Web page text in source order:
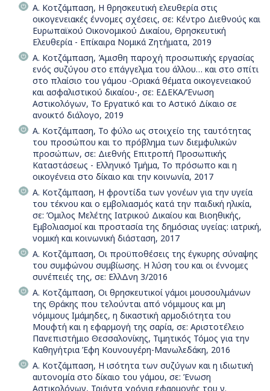
Α. Κοτζάμπαση, H θρησκευτική ελευθερία στις
οικογενειακές έννομες σχέσεις, σε: Κέντρο Διεθνούς και
Ευρωπαϊκού Οικονομικού Δικαίου, Θρησκευτική
Ελευθερία - Επίκαιρα Νομικά Ζητήματα, 2019
Α. Κοτζάμπαση, Άμισθη παροχή προσωπικής εργασίας
ενός συζύγου στο επάγγελμα του άλλου… και στο σπίτι
στο πλαίσιο του γάμου -Οριακά θέματα οικογενειακού
και ασφαλιστικού δικαίου-, σε: ΕΔΕΚΑ/Ένωση
Αστικολόγων, Το Εργατικό και το Αστικό Δίκαιο σε
ανοικτό διάλογο, 2019
Α. Κοτζάμπαση, Το φύλο ως στοιχείο της ταυτότητας
του προσώπου και το πρόβλημα των διεμφυλικών
προσώπων, σε: Διεθνής Επιτροπή Προσωπικής
Καταστάσεως - Ελληνικό Τμήμα, Το πρόσωπο και η
οικογένεια στο δίκαιο και την κοινωνία, 2017
Α. Κοτζάμπαση, Η φροντίδα των γονέων για την υγεία
του τέκνου και ο εμβολιασμός κατά την παιδική ηλικία,
σε: Όμιλος Μελέτης Ιατρικού Δικαίου και Βιοηθικής,
Εμβολιασμοί και προστασία της δημόσιας υγείας: ιατρική,
νομική και κοινωνική διάσταση, 2017
Α. Κοτζάμπαση, Οι προϋποθέσεις της έγκυρης σύναψης
του συμφώνου συμβίωσης. Η λύση του και οι έννομες
συνέπειές της, σε: ΕλλΔνη 3/2016
Α. Κοτζάμπαση, Οι θρησκευτικοί γάμοι μουσουλμάνων
της Θράκης που τελούνται από νόμιμους και μη
νόμιμους Ιμάμηδες, η δικαστική αρμοδιότητα του
Μουφτή και η εφαρμογή της σαρία, σε: Αριστοτέλειο
Πανεπιστήμιο Θεσσαλονίκης, Τιμητικός Τόμος για την
Καθηγήτρια Έφη Κουνουγέρη-Μανωλεδάκη, 2016
Α. Κοτζάμπαση, Η ισότητα των συζύγων και η ιδιωτική
αυτονομία στο δίκαιο του γάμου, σε: Ένωση
Αστικολόγων, Τριάντα χρόνια εφαρμογής του ν.